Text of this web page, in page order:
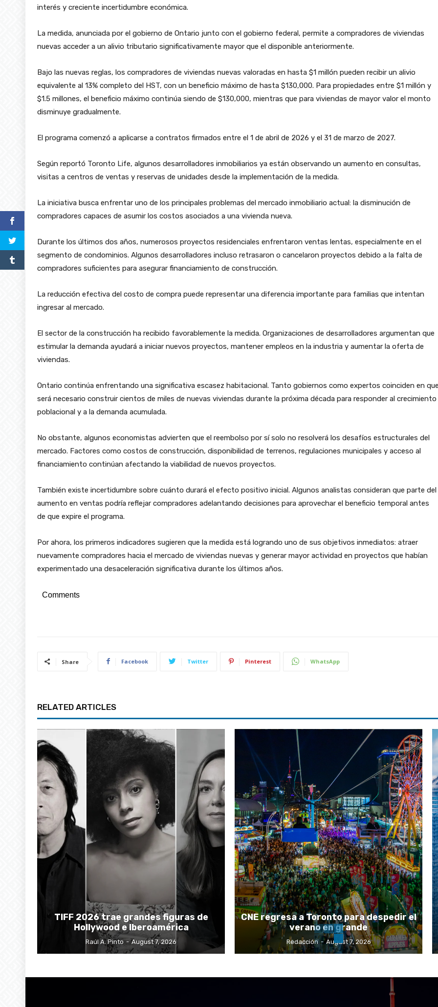
interés y creciente incertidumbre económica.
La medida, anunciada por el gobierno de Ontario junto con el gobierno federal, permite a compradores de viviendas
nuevas acceder a un alivio tributario significativamente mayor que el disponible anteriormente.
Bajo las nuevas reglas, los compradores de viviendas nuevas valoradas en hasta $1 millón pueden recibir un alivio
equivalente al 13% completo del HST, con un beneficio máximo de hasta $130,000. Para propiedades entre $1 millón y
$1.5 millones, el beneficio máximo continúa siendo de $130,000, mientras que para viviendas de mayor valor el monto
disminuye gradualmente.
El programa comenzó a aplicarse a contratos firmados entre el 1 de abril de 2026 y el 31 de marzo de 2027.
Según reportó Toronto Life, algunos desarrolladores inmobiliarios ya están observando un aumento en consultas,
visitas a centros de ventas y reservas de unidades desde la implementación de la medida.
La iniciativa busca enfrentar uno de los principales problemas del mercado inmobiliario actual: la disminución de
compradores capaces de asumir los costos asociados a una vivienda nueva.
Durante los últimos dos años, numerosos proyectos residenciales enfrentaron ventas lentas, especialmente en el
segmento de condominios. Algunos desarrolladores incluso retrasaron o cancelaron proyectos debido a la falta de
compradores suficientes para asegurar financiamiento de construcción.
La reducción efectiva del costo de compra puede representar una diferencia importante para familias que intentan
ingresar al mercado.
El sector de la construcción ha recibido favorablemente la medida. Organizaciones de desarrolladores argumentan que
estimular la demanda ayudará a iniciar nuevos proyectos, mantener empleos en la industria y aumentar la oferta de
viviendas.
Ontario continúa enfrentando una significativa escasez habitacional. Tanto gobiernos como expertos coinciden en
será necesario construir cientos de miles de nuevas viviendas durante la próxima década para responder al crecimiento
poblacional y a la demanda acumulada.
No obstante, algunos economistas advierten que el reembolso por sí solo no resolverá los desafíos estructurales del
mercado. Factores como costos de construcción, disponibilidad de terrenos, regulaciones municipales y acceso al
financiamiento continúan afectando la viabilidad de nuevos proyectos.
También existe incertidumbre sobre cuánto durará el efecto positivo inicial. Algunos analistas consideran que parte del
aumento en ventas podría reflejar compradores adelantando decisiones para aprovechar el beneficio temporal antes
de que expire el programa.
Por ahora, los primeros indicadores sugieren que la medida está logrando uno de sus objetivos inmediatos: atraer
nuevamente compradores hacia el mercado de viviendas nuevas y generar mayor actividad en proyectos que habían
experimentado una desaceleración significativa durante los últimos años.
Comments
Share Facebook Twitter Pinterest WhatsApp
RELATED ARTICLES
TIFF 2026 trae grandes figuras de
Hollywood e Iberoamérica
Raúl A. Pinto - August 7, 2026
CNE regresa a Toronto para despedir el
verano en grande
Redacción - August 7, 2026